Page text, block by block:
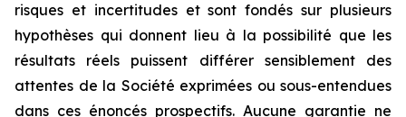
risques et incertitudes et sont fondés sur plusieurs
hypothèses qui donnent lieu à la possibilité que les
résultats réels puissent différer sensiblement des
attentes de la Société exprimées ou sous-entendues
dans ces énoncés prospectifs. Aucune garantie ne